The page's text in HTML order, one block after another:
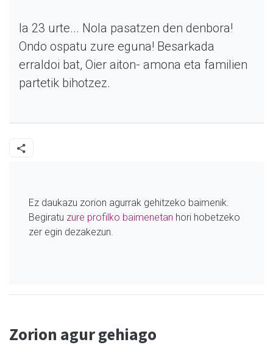
Ia 23 urte... Nola pasatzen den denbora!
Ondo ospatu zure eguna! Besarkada
erraldoi bat, Oier aiton- amona eta familien
partetik bihotzez.
Ez daukazu zorion agurrak gehitzeko baimenik.
Begiratu zure profilko baimenetan hori hobetzeko
zer egin dezakezun.
Zorion agur gehiago